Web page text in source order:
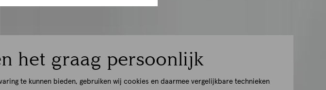
het graag persoonlijk
te kunnen bieden, gebruiken wij cookies en daarmee vergelijkbare technieken